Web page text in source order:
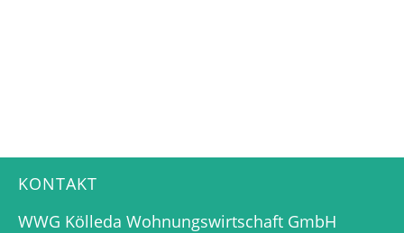
KONTAKT
WWG Kölleda Wohnungswirtschaft GmbH